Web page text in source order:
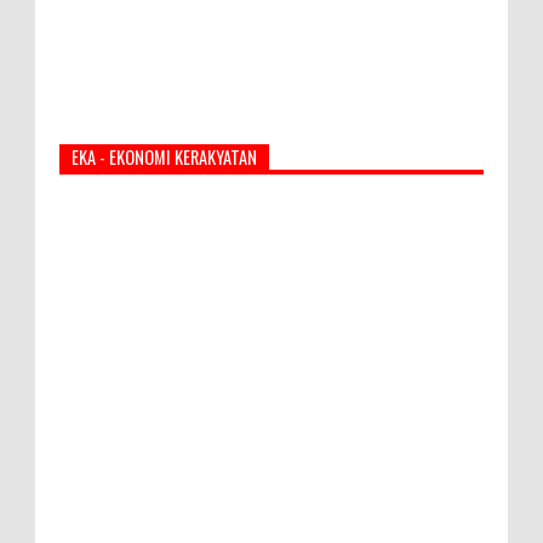
EKA - EKONOMI KERAKYATAN